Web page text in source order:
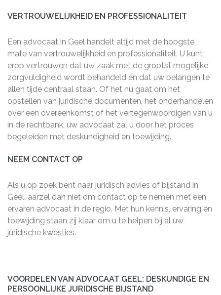
VERTROUWELIJKHEID EN PROFESSIONALITEIT
Een advocaat in Geel handelt altijd met de hoogste
mate van vertrouwelijkheid en professionaliteit. U kunt
erop vertrouwen dat uw zaak met de grootst mogelijke
zorgvuldigheid wordt behandeld en dat uw belangen te
allen tijde centraal staan. Of het nu gaat om het
opstellen van juridische documenten, het onderhandelen
over een overeenkomst of het vertegenwoordigen van u
in de rechtbank, uw advocaat zal u door het proces
begeleiden met deskundigheid en toewijding.
NEEM CONTACT OP
Als u op zoek bent naar juridisch advies of bijstand in
Geel, aarzel dan niet om contact op te nemen met een
ervaren advocaat in de regio. Met hun kennis, ervaring en
toewijding staan zij klaar om u te helpen bij al uw
juridische kwesties.
VOORDELEN VAN ADVOCAAT GEEL: DESKUNDIGE EN
PERSOONLIJKE JURIDISCHE BIJSTAND